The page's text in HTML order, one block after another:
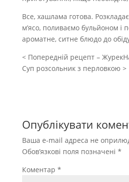
Все, хашлама готова.
м’ясо, поливаємо бульйоном і
ароматне, ситне блюдо до
< Попередній рецепт –
Суп розсольник з перловкою >
Опублікувати
Ваша e-mail адреса не
Обов’язкові поля позначені *
Коментар *